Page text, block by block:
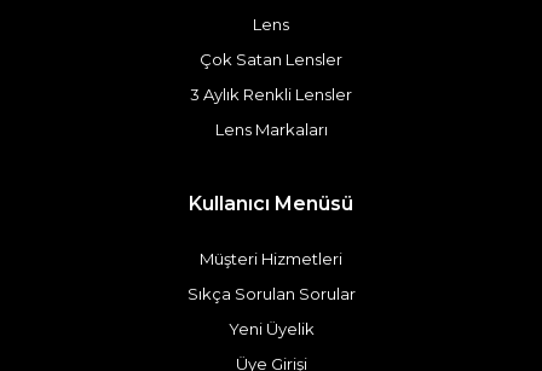
Lens
Çok Satan Lensler
3 Aylık Renkli Lensler
Lens Markaları
Kullanıcı Menüsü
Müşteri Hizmetleri
Sıkça Sorulan Sorular
Yeni Üyelik
Üye Girişi